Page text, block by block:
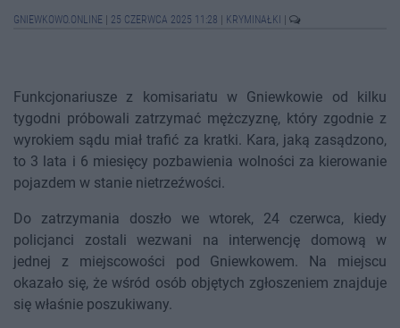
GNIEWKOWO.ONLINE 25 CZERWCA 2025 11:28 KRYMINAŁKI
Funkcjonariusze z komisariatu w Gniewkowie od kilku
tygodni próbowali zatrzymać mężczyznę, który zgodnie z
wyrokiem sądu miał trafić za kratki. Kara, jaką zasądzono,
to 3 lata i 6 miesięcy pozbawienia wolności za kierowanie
pojazdem w stanie nietrzeźwości.
Do zatrzymania doszło we wtorek, 24 czerwca, kiedy
policjanci zostali wezwani na interwencję domową w
jednej z miejscowości pod Gniewkowem. Na miejscu
okazało się, że wśród osób objętych zgłoszeniem znajduje
się właśnie poszukiwany.